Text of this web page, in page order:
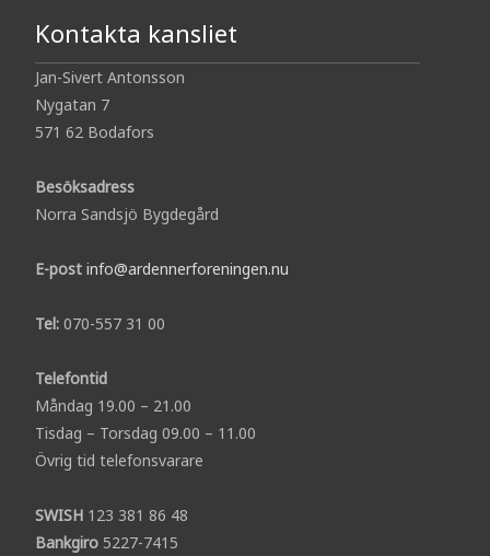
Kontakta kansliet
Jan-Sivert Antonsson
Nygatan 7
571 62 Bodafors
Besöksadress
Norra Sandsjö Bygdegård
E-post info@ardennerforeningen.nu
Tel: 070-557 31 00
Telefontid
Måndag 19.00 – 21.00
Tisdag – Torsdag 09.00 – 11.00
Övrig tid telefonsvarare
SWISH 123 381 86 48
Bankgiro 5227-7415